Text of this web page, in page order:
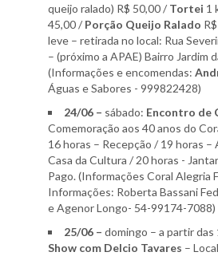
queijo ralado) R$ 50,00 / Tortei 1
45,00 / Porção Queijo Ralado
leve – retirada no local: Rua
– (próximo a APAE) Bairro Jardim
(Informações e encomendas:
Águas e Sabores - 999822428)
24/06 – sábado: Encontro de
Comemoração aos 40 anos do
16 horas – Recepção / 19 horas
Casa da Cultura / 20 horas -
Pago. (Informações Coral Alegria
Informações: Roberta Bassani
e Agenor Longo- 54-99174-7088)
25/06 – domingo – a partir das
Show com Delcio Tavares –